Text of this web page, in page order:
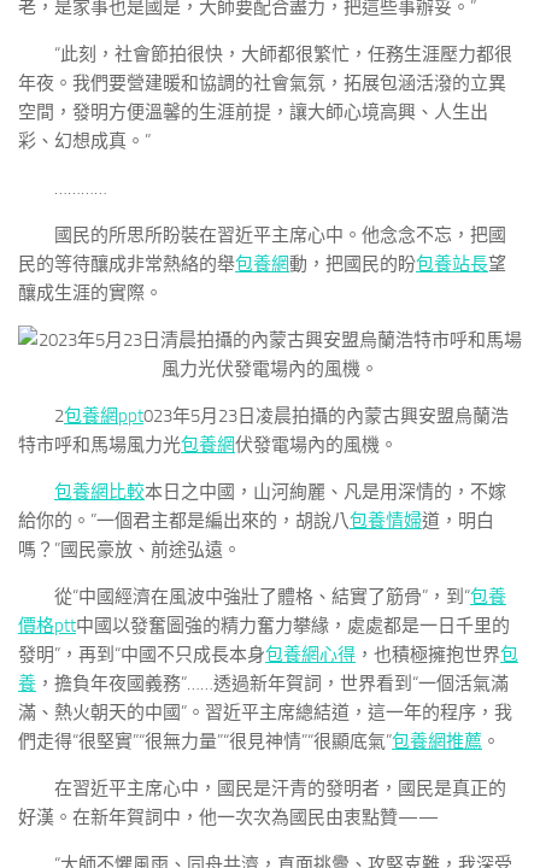
老，是家事也是國是，大師要配合盡力，把這些事辦妥。”
“此刻，社會節拍很快，大師都很繁忙，任務生涯壓力都很
年夜。我們要營建暖和協調的社會氣氛，拓展包涵活潑的立異
空間，發明方便溫馨的生涯前提，讓大師心境高興、人生出
彩、幻想成真。”
…………
國民的所思所盼裝在習近平主席心中。他念念不忘，把國
民的等待釀成非常熱絡的舉包養網動，把國民的盼包養站長望
釀成生涯的實際。
2包養網ppt023年5月23日凌晨拍攝的內蒙古興安盟烏蘭浩
特市呼和馬場風力光包養網伏發電場內的風機。
包養網比較本日之中國，山河絢麗、凡是用深情的，不嫁
給你的。”一個君主都是編出來的，胡說八包養情婦道，明白
嗎？”國民豪放、前途弘遠。
從“中國經濟在風波中強壯了體格、結實了筋骨”，到“包養
價格ptt中國以發奮圖強的精力奮力攀緣，處處都是一日千里的
發明”，再到“中國不只成長本身包養網心得 ，也積極擁抱世界包
養 ，擔負年夜國義務”……透過新年賀詞，世界看到“一個活氣滿
滿、熱火朝天的中國”。習近平主席總結道，這一年的程序，我
們走得“很堅實”“很無力量”“很見神情”“很顯底氣”包養網推薦 。
在習近平主席心中，國民是汗青的發明者，國民是真正的
好漢。在新年賀詞中，他一次次為國民由衷點贊——